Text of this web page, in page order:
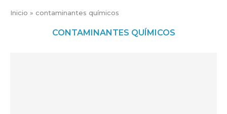
Inicio » contaminantes químicos
CONTAMINANTES QUÍMICOS